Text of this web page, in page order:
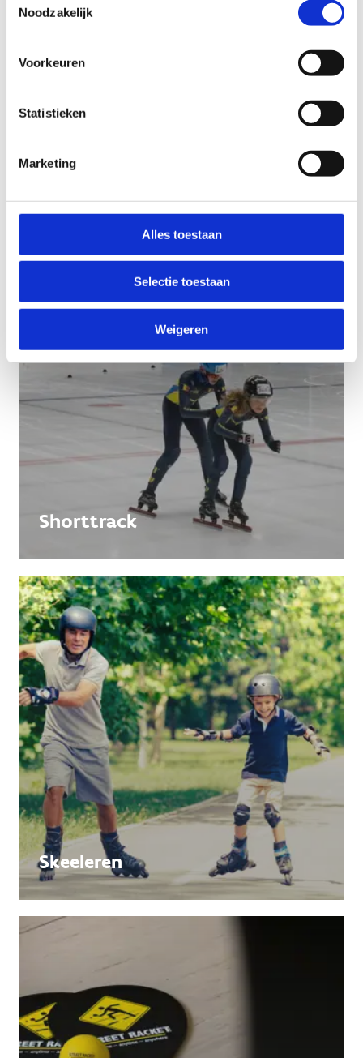
Noodzakelijk
Voorkeuren
Statistieken
Marketing
Alles toestaan
Selectie toestaan
Weigeren
Shorttrack
Skeeleren